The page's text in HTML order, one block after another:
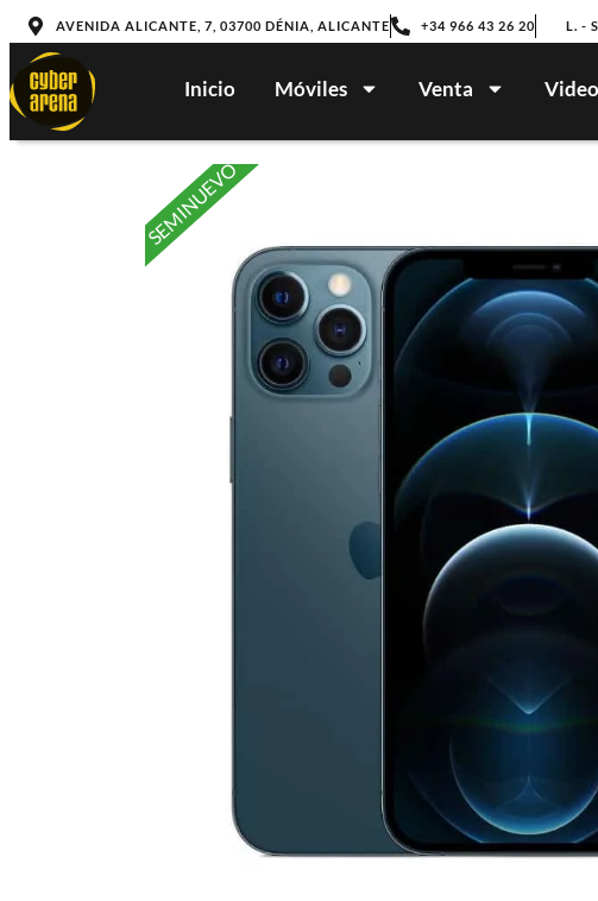
AVENIDA ALICANTE, 7, 03700 DÉNIA, ALICANTE +34 966 43 26 20 L. -
Inicio Móviles Venta
SEMINUEVO